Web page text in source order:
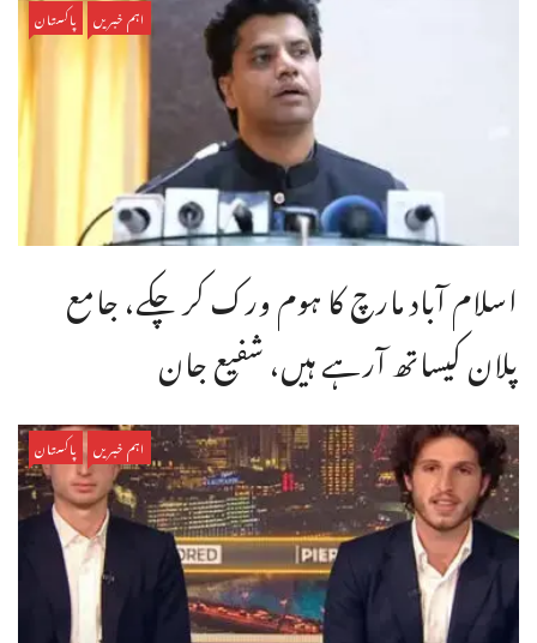
اہم خبریں پاکستان
اسلام آباد مارچ کا ہوم ورک کر چکے، جامع
پلان کیساتھ آرہے ہیں، شفیع جان
اہم خبریں پاکستان